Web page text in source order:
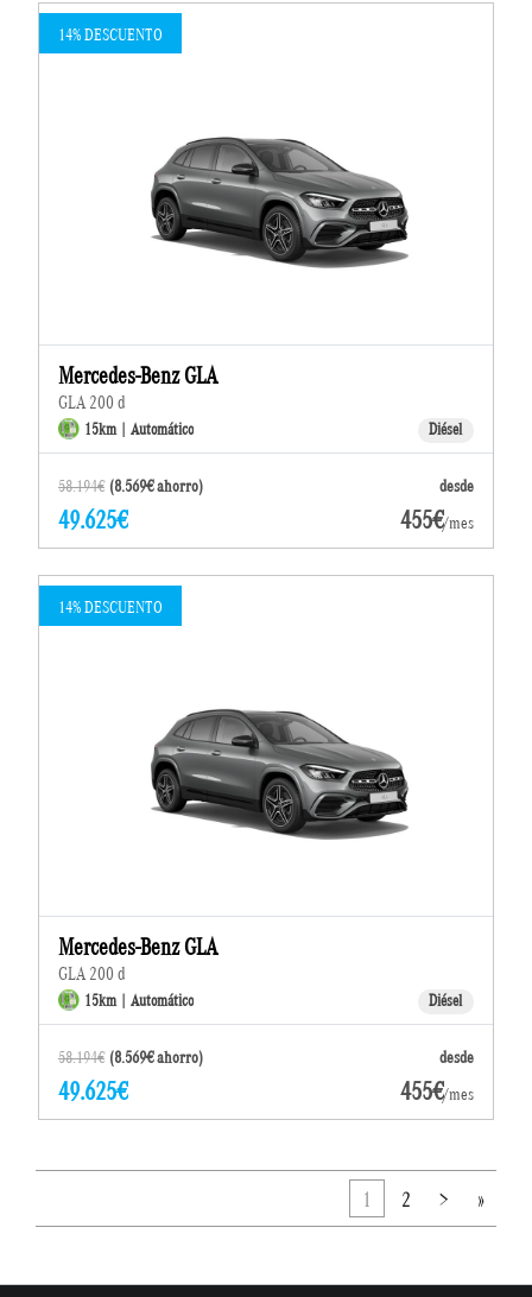
14% DESCUENTO
Mercedes-Benz GLA
GLA 200 d
15km | Automático Diésel
58.194€ (8.569€ ahorro) desde
49.625€ 455€/mes
14% DESCUENTO
Mercedes-Benz GLA
GLA 200 d
15km | Automático Diésel
58.194€ (8.569€ ahorro) desde
49.625€ 455€/mes
1 2 > »